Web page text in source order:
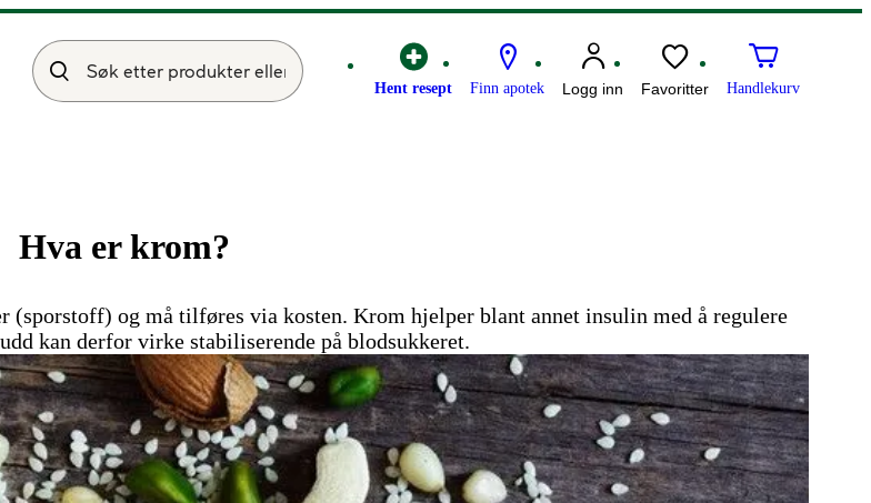
Hent resept Finn apotek Logg inn Favoritter Handlekurv
Hva er krom?
(sporstoff) og må tilføres via kosten. Krom hjelper blant annet insulin med å regulere
kan derfor virke stabiliserende på blodsukkeret.